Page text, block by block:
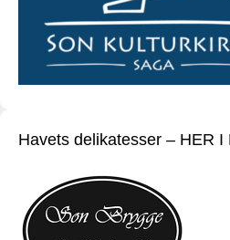
Havets delikatesser – HER